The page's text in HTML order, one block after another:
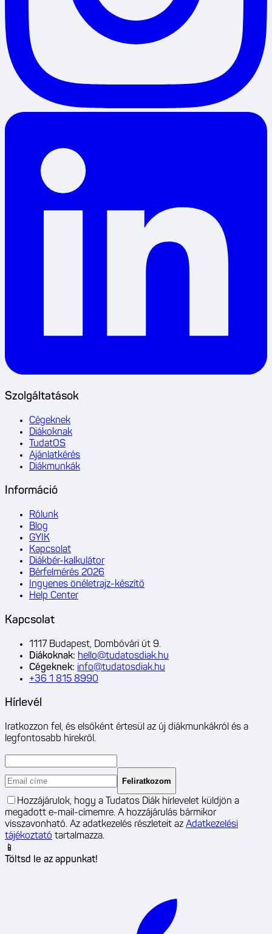
Szolgáltatások
Cégeknek
Diákoknak
TudatOS
Ajánlatkérés
Diákmunkák
Információ
Rólunk
Blog
GYIK
Kapcsolat
Diákbér-kalkulátor
Bérfelmérés 2026
Ingyenes önéletrajz-készítő
Help Center
Kapcsolat
1117 Budapest, Dombóvári út 9.
Diákoknak: hello@tudatosdiak.hu
Cégeknek: info@tudatosdiak.hu
+36 1 815 8990
Hírlevél
Iratkozzon fel, és elsőként értesül az új diákmunkákról és a
legfontosabb hírekről.
Feliratkozom
Hozzájárulok, hogy a Tudatos Diák hírlevelet küldjön a
megadott e-mail-címemre. A hozzájárulás bármikor
visszavonható. Az adatkezelés részleteit az Adatkezelési
tájékoztató tartalmazza.
📱
Töltsd le az appunkat!